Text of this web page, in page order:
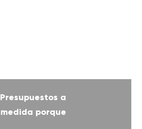
Presupuestos a
medida porque